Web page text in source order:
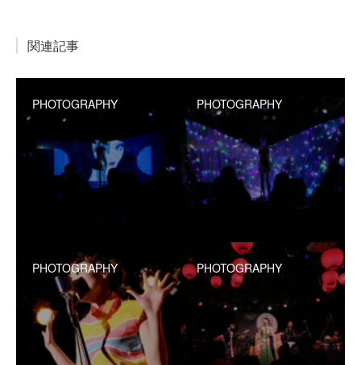
関連記事
PHOTOGRAPHY PHOTOGRAPHY
PHOTOGRAPHY PHOTOGRAPHY